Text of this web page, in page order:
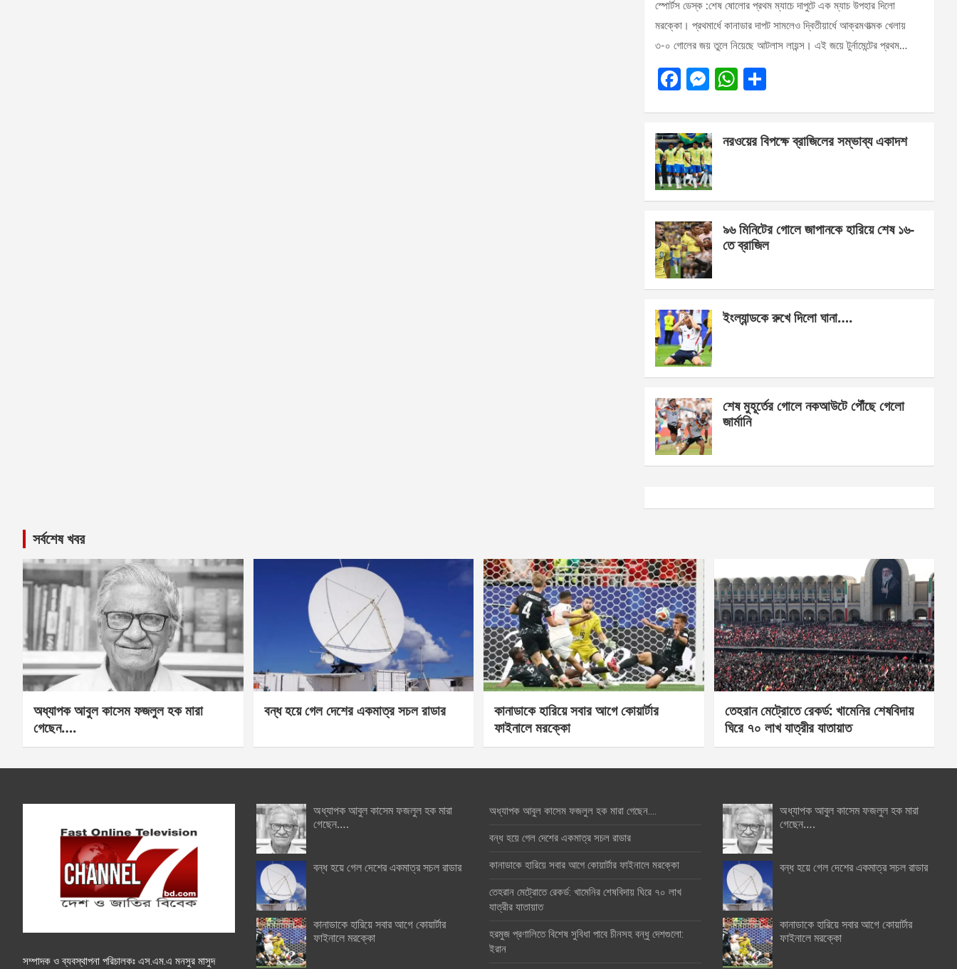
স্পোর্টস ডেস্ক :শেষ ষোলোর প্রথম ম্যাচে দাপুটে এক ম্যাচ উপহার দিলো
মরক্কো। প্রথমার্ধে কানাডার দাপট সামলেও দ্বিতীয়ার্ধে আক্রমণাত্মক খেলায়
৩-০ গোলের জয় তুলে নিয়েছে আটলাস লায়ন্স। এই জয়ে টুর্নামেন্টের প্রথম…
F
b
o
o
k
M
n
g
er
W
s
p
e
নরওয়ের বিপক্ষে ব্রাজিলের সম্ভাব্য একাদশ
৯৬ মিনিটের গোলে জাপানকে হারিয়ে শেষ ১৬-
তে ব্রাজিল
ইংল্যান্ডকে রুখে দিলো ঘানা….
শেষ মুহূর্তের গোলে নকআউটে পৌঁছে গেলো
জার্মানি
সর্বশেষ খবর
অধ্যাপক আবুল কাসেম ফজলুল হক মারা
গেছেন….
বন্ধ হয়ে গেল দেশের একমাত্র সচল রাডার
কানাডাকে হারিয়ে সবার আগে কোয়ার্টার
ফাইনালে মরক্কো
তেহরান মেট্রোতে রেকর্ড: খামেনির শেষবিদায়
ঘিরে ৭০ লাখ যাত্রীর যাতায়াত
সম্পাদক ও ব্যবস্থাপনা পরিচালকঃ এস.এম.এ মনসুর মাসুদ
অধ্যাপক আবুল কাসেম ফজলুল হক মারা
গেছেন….
বন্ধ হয়ে গেল দেশের একমাত্র সচল রাডার
কানাডাকে হারিয়ে সবার আগে কোয়ার্টার
ফাইনালে মরক্কো
অধ্যাপক আবুল কাসেম ফজলুল হক মারা গেছেন….
বন্ধ হয়ে গেল দেশের একমাত্র সচল রাডার
কানাডাকে হারিয়ে সবার আগে কোয়ার্টার ফাইনালে মরক্কো
তেহরান মেট্রোতে রেকর্ড: খামেনির শেষবিদায় ঘিরে ৭০ লাখ
যাত্রীর যাতায়াত
হরমুজ প্রণালিতে বিশেষ সুবিধা পাবে চীনসহ বন্ধু দেশগুলো:
ইরান
অধ্যাপক আবুল কাসেম ফজলুল হক মারা
গেছেন….
বন্ধ হয়ে গেল দেশের একমাত্র সচল রাডার
কানাডাকে হারিয়ে সবার আগে কোয়ার্টার
ফাইনালে মরক্কো